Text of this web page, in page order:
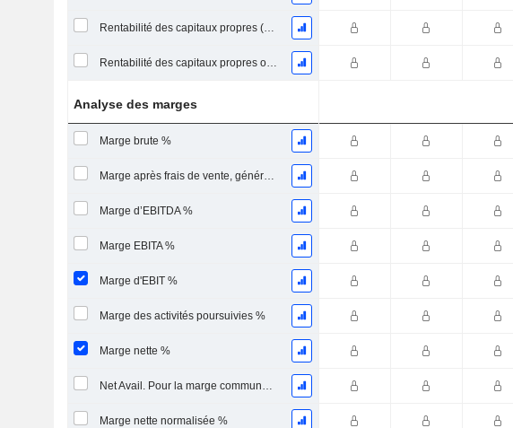
Rentabilité des capitaux propres (ROE)
Rentabilité des capitaux propres ordinaires
Analyse des marges
Marge brute %
Marge après frais de vente, généraux et administratifs %
Marge d’EBITDA %
Marge EBITA %
Marge d'EBIT %
Marge des activités poursuivies %
Marge nette %
Net Avail. Pour la marge commune %
Marge nette normalisée %